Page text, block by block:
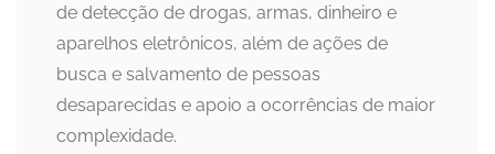
de detecção de drogas, armas, dinheiro e
aparelhos eletrônicos, além de ações de
busca e salvamento de pessoas
desaparecidas e apoio a ocorrências de maior
complexidade.